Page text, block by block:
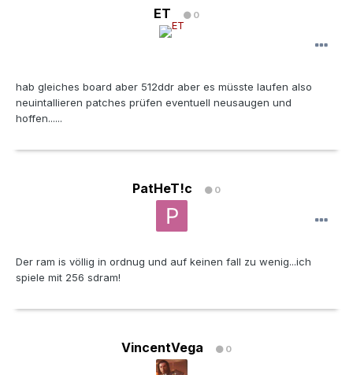
ET 0
hab gleiches board aber 512ddr aber es müsste laufen also
neuintallieren patches prüfen eventuell neusaugen und
hoffen......
PatHeT!c 0
Der ram is völlig in ordnug und auf keinen fall zu wenig...ich
spiele mit 256 sdram!
VincentVega 0